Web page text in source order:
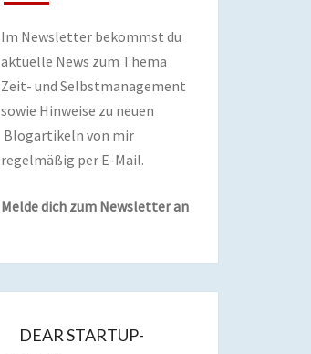
Im Newsletter bekommst du
aktuelle News zum Thema
Zeit- und Selbstmanagement
sowie Hinweise zu neuen
Blogartikeln von mir
regelmäßig per E-Mail.
Melde dich zum Newsletter an
DEAR STARTUP-